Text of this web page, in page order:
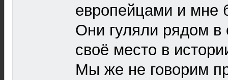
европейцами и мне
Они гуляли рядом
своё место в
Мы же не говорим